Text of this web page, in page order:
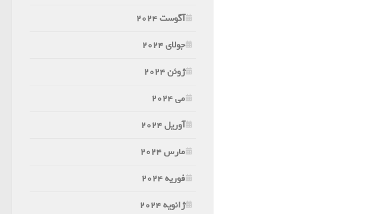
آگوست 2024
جولای 2024
ژوئن 2024
می 2024
آوریل 2024
مارس 2024
فوریه 2024
ژانویه 2024